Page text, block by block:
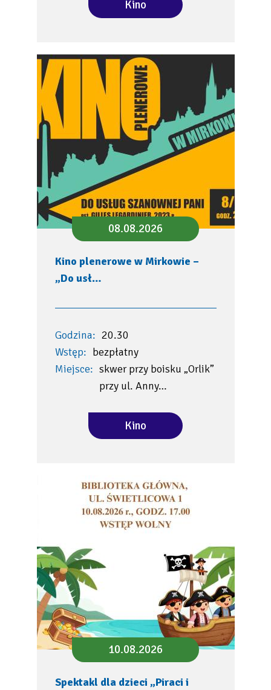
Kino
08.08.2026
Kino plenerowe w Mirkowie –
„Do usł…
Godzina: 20.30
Wstęp: bezpłatny
Miejsce: skwer przy boisku „Orlik”
przy ul. Anny…
Kino
10.08.2026
Spektakl dla dzieci „Piraci i